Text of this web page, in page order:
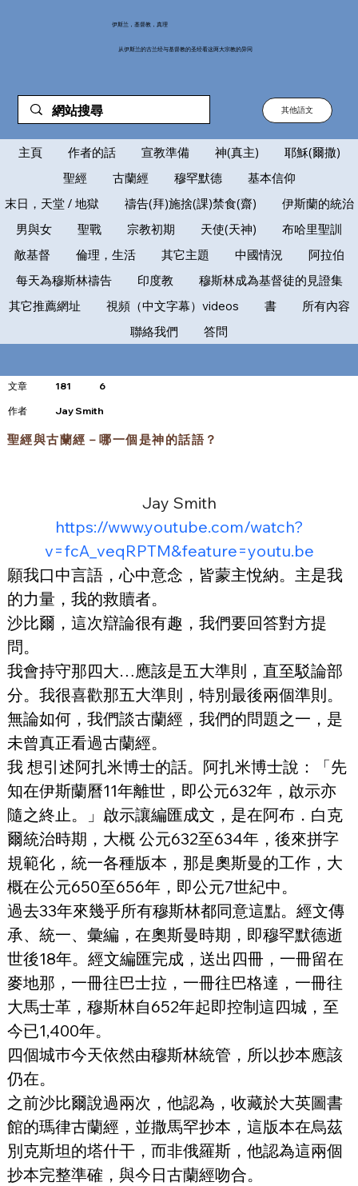
伊斯兰，基督教，真理
从伊斯兰的古兰经与基督教的圣经看这两大宗教的异同
其他語文
主頁 作者的話 宣教準備 神(真主)
耶穌(爾撒)
聖經
古蘭經 穆罕默德
基本信仰
末日，天堂 / 地獄
禱告(拜)施捨(課)禁食(齋)
伊斯蘭的統治
男與女
聖戰 宗教初期 天使(天神)
布哈里聖訓
敵基督
倫理，生活 其它主題 中國情況
阿拉伯
每天為穆斯林禱告
印度教
穆斯林成為基督徒的見證集
其它推薦網址
視頻（中文字幕）videos 書
所有內容
聯絡我們
答問
文章 181 6
​作者 Jay Smith
聖經與古蘭經－哪一個是神的話語？
Jay Smith
https://www.youtube.com/watch?
v=fcA_veqRPTM&feature=youtu.be
願我口中言語，心中意念，皆蒙主悅納。主是我
的力量，我的救贖者。
沙比爾，這次辯論很有趣，我們要回答對方提
問。
我會持守那四大…應該是五大準則，直至駁論部
分。我很喜歡那五大準則，特別最後兩個準則。
無論如何，我們談古蘭經，我們的問題之一，是
未曾真正看過古蘭經。
我 想引述阿扎米博士的話。阿扎米博士說：「先
知在伊斯蘭曆11年離世，即公元632年，啟示亦
隨之終止。」啟示讓編匯成文，是在阿布．白克
爾統治時期，大概 公元632至634年，後來拼字
規範化，統一各種版本，那是奧斯曼的工作，大
概在公元650至656年，即公元7世紀中。
過去33年來幾乎所有穆斯林都同意這點。經文傳
承、統一、彙編，在奧斯曼時期，即穆罕默德逝
世後18年。經文編匯完成，送出四冊，一冊留在
麥地那，一冊往巴士拉，一冊往巴格達，一冊往
大馬士革，穆斯林自652年起即控制這四城，至
今已1,400年。
四個城巿今天依然由穆斯林統管，所以抄本應該
仍在。
之前沙比爾說過兩次，他認為，收藏於大英圖書
館的瑪律古蘭經，並撒馬罕抄本，這版本在烏茲
別克斯坦的塔什干，而非俄羅斯，他認為這兩個
抄本完整準確，與今日古蘭經吻合。